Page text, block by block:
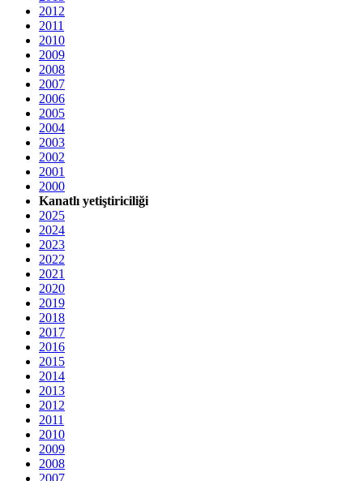
2012
2011
2010
2009
2008
2007
2006
2005
2004
2003
2002
2001
2000
Kanatlı yetiştiriciliği
2025
2024
2023
2022
2021
2020
2019
2018
2017
2016
2015
2014
2013
2012
2011
2010
2009
2008
2007